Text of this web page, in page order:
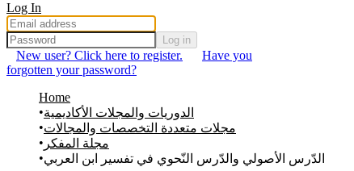
Log In
Log in
New user? Click here to register.
Have you
forgotten your password?
Home
الدوريات والمجلات الأكاديمية
مجلات متعددة التخصصات والمجالات
مجلة المفكر
الدّرس الأصولي والدّرس النّحوي في تفسير ابن العربي